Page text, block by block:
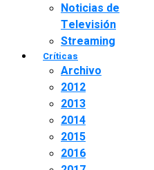
Noticias de
Televisión
Streaming
Críticas
Archivo
2012
2013
2014
2015
2016